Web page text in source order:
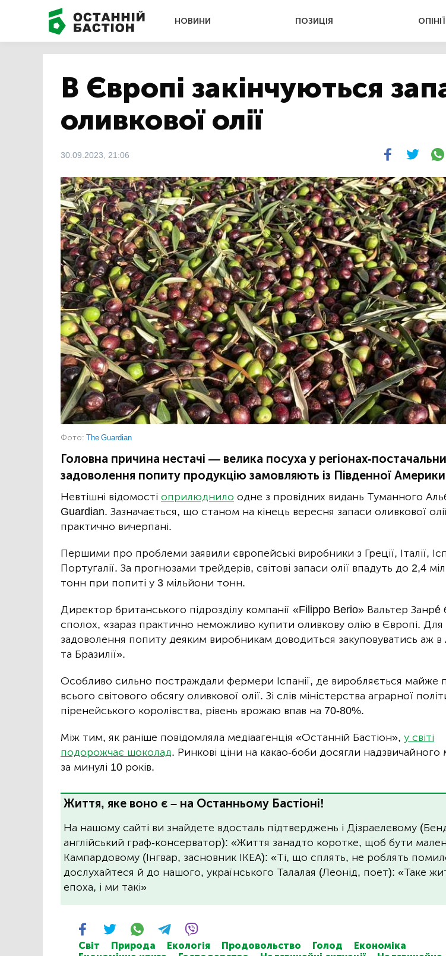
НОВИНИ ПОЗИЦІЯ ОПІНІЇ
В Європі закінчуються
оливкової олії
30.09.2023, 21:06
Фото: The Guardian
Головна причина нестачі — велика посуха у регіонах-
задоволення попиту продукцію замовляють із Південної
Невтішні відомості оприлюднило одне з провідних видань Туманного
Guardian. Зазначається, що станом на кінець вересня запаси оливкової
практично вичерпані.
Першими про проблеми заявили європейські виробники з Греції, Італії,
Портуґалії. За прогнозами трейдерів, світові запаси олії впадуть до 2,4
тонн при попиті у 3 мільйони тонн.
Директор британського підрозділу компанії «Filippo Berio» Вальтер Занрé
сполох, «зараз практично неможливо купити оливкову олію в Європі. Для
задоволення попиту деяким виробникам доводиться закуповуватись аж в
та Бразилії».
Особливо сильно постраждали фермери Іспанії, де виробляється майже
всього світового обсягу оливкової олії. Зі слів міністерства аграрної
піренейського королівства, рівень врожаю впав на 70-80%.
Між тим, як раніше повідомляла медіаагенція «Останній Бастіон», у світі
подорожчає шоколад. Ринкові ціни на какао-боби досягли
за минулі 10 років.
Життя, яке воно є – на Останньому Бастіоні!
На нашому сайті ви знайдете вдосталь підтверджень і Дізраелевому
англійський граф-консерватор): «Життя занадто коротке, щоб бути
Кампардовому (Інгвар, засновник ІКЕА): «Ті, що сплять, не роблять
дослухайтеся й до нашого, українського Талалая (Леонід, поет): «Таке
епоха, і ми такі»
Світ Природа Екологія Продовольство Голод
Економіка